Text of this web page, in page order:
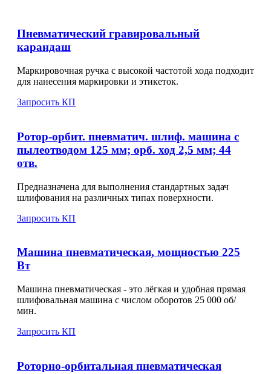
Пневматический гравировальный
карандаш
Маркировочная ручка с высокой частотой хода подходит
для нанесения маркировки и этикеток.
Запросить КП
Ротор-орбит. пневматич. шлиф. машина с
пылеотводом 125 мм; орб. ход 2,5 мм; 44
отв.
Предназначена для выполнения стандартных задач
шлифования на различных типах поверхности.
Запросить КП
Машина пневматическая, мощностью 225
Вт
Машина пневматическая - это лёгкая и удобная прямая
шлифовальная машина с числом оборотов 25 000 об/
мин.
Запросить КП
Роторно-орбитальная пневматическая